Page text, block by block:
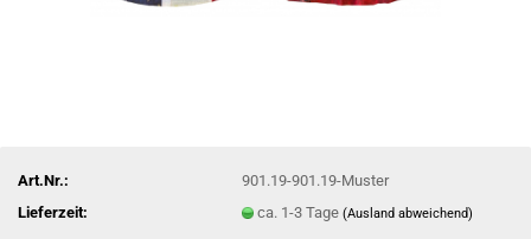
Art.Nr.:
901.19-901.19-Muster
Lieferzeit:
ca. 1-3 Tage(Ausland abweichend)